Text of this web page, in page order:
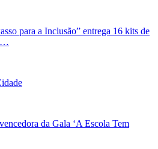
para a Inclusão” entrega 16 kits de
da Gala ‘A Escola Tem